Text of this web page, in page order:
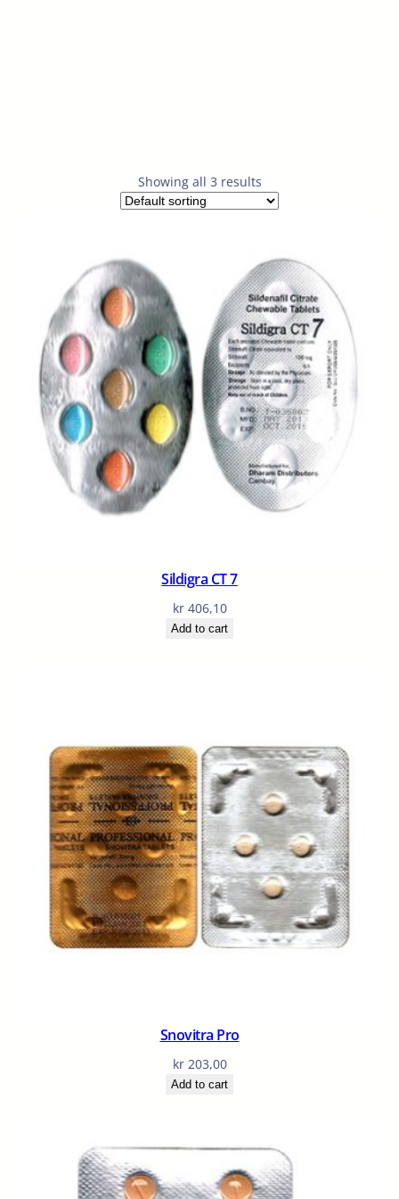
Showing all 3 results
Sildigra CT 7
kr406,10
Add to cart
Snovitra Pro
kr203,00
Add to cart